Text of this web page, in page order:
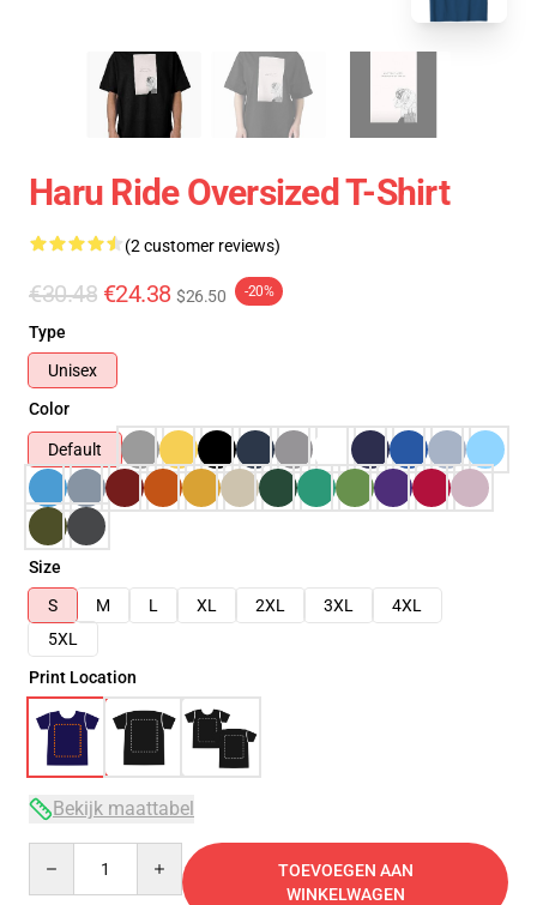
Haru Ride Oversized T-Shirt
(2 customer reviews)
€30.48 €24.38 $26.50 -20%
Type
Unisex
Color
Default
Size
S
M L XL 2XL 3XL
4XL
5XL
Print Location
Bekijk maattabel
TOEVOEGEN AAN
WINKELWAGEN